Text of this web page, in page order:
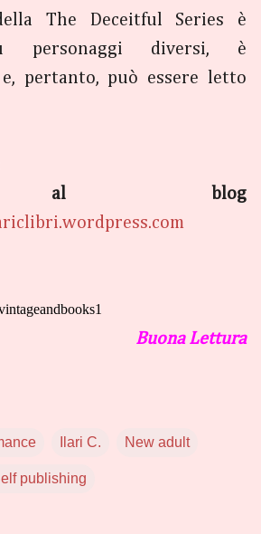
The Deceitful Series è
personaggi diversi, è
pertanto, può essere letto
al blog
Buona Lettura
Ilari C. New adult
publishing